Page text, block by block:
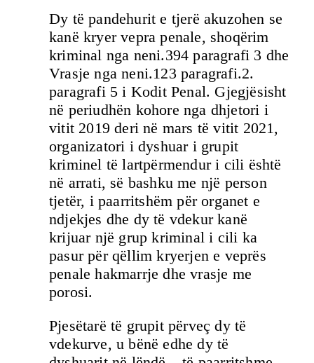
Dy të pandehurit e tjerë akuzohen se
kanë kryer vepra penale, shoqërim
kriminal nga neni.394 paragrafi 3 dhe
Vrasje nga neni.123 paragrafi.2.
paragrafi 5 i Kodit Penal. Gjegjësisht
në periudhën kohore nga dhjetori i
vitit 2019 deri në mars të vitit 2021,
organizatori i dyshuar i grupit
kriminel të lartpërmendur i cili është
në arrati, së bashku me një person
tjetër, i paarritshëm për organet e
ndjekjes dhe dy të vdekur kanë
krijuar një grup kriminal i cili ka
pasur për qëllim kryerjen e veprës
penale hakmarrje dhe vrasje me
porosi.
Pjesëtarë të grupit përveç dy të
vdekurve, u bënë edhe dy të